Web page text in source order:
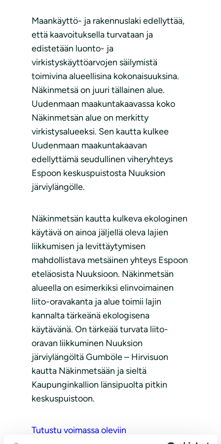
Maankäyttö- ja rakennuslaki edellyttää,
että kaavoituksella turvataan ja
edistetään luonto- ja
virkistyskäyttöarvojen säilymistä
toimivina alueellisina kokonaisuuksina.
Näkinmetsä on juuri tällainen alue.
Uudenmaan maakuntakaavassa koko
Näkinmetsän alue on merkitty
virkistysalueeksi. Sen kautta kulkee
Uudenmaan maakuntakaavan
edellyttämä seudullinen viheryhteys
Espoon keskuspuistosta Nuuksion
järviylängölle.
Näkinmetsän kautta kulkeva ekologinen
käytävä on ainoa jäljellä oleva lajien
liikkumisen ja levittäytymisen
mahdollistava metsäinen yhteys Espoon
eteläosista Nuuksioon. Näkinmetsän
alueella on esimerkiksi elinvoimainen
liito-oravakanta ja alue toimii lajin
kannalta tärkeänä ekologisena
käytävänä. On tärkeää turvata liito-
oravan liikkuminen Nuuksion
järviylängöltä Gumböle – Hirvisuon
kautta Näkinmetsään ja sieltä
Kaupunginkallion länsipuolta pitkin
keskuspuistoon.
Tutustu voimassa oleviin